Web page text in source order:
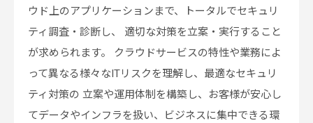
ウド上のアプリケーションまで、トータルでセキュリ
ティ調査・診断し、 適切な対策を立案・実行すること
が求められます。 クラウドサービスの特性や業務によ
って異なる様々なITリスクを理解し、最適なセキュリ
ティ対策の 立案や運用体制を構築し、お客様が安心し
てデータやインフラを扱い、ビジネスに集中できる環